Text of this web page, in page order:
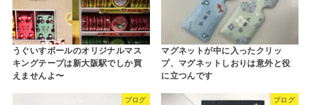
うぐいすボールのオリジナルマス
キングテープは新大阪駅でしか買
えませんよ〜
マグネットが中に入ったクリッ
プ、マグネットしおりは意外と役
に立つんです
ブログ ブログ